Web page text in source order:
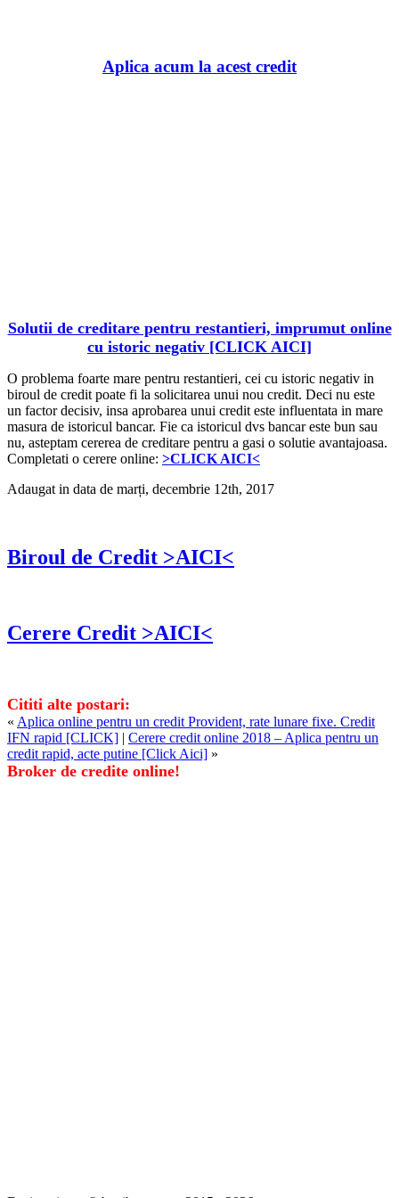
Aplica acum la acest credit
Solutii de creditare pentru restantieri, imprumut online
cu istoric negativ [CLICK AICI]
O problema foarte mare pentru restantieri, cei cu istoric negativ in
biroul de credit poate fi la solicitarea unui nou credit. Deci nu este
un factor decisiv, insa aprobarea unui credit este influentata in mare
masura de istoricul bancar. Fie ca istoricul dvs bancar este bun sau
nu, asteptam cererea de creditare pentru a gasi o solutie avantajoasa.
Completati o cerere online: >CLICK AICI<
Adaugat in data de marți, decembrie 12th, 2017
Biroul de Credit >AICI<
Cerere Credit >AICI<
Cititi alte postari:
« Aplica online pentru un credit Provident, rate lunare fixe. Credit
IFN rapid [CLICK] | Cerere credit online 2018 – Aplica pentru un
credit rapid, acte putine [Click Aici] »
Broker de credite online!